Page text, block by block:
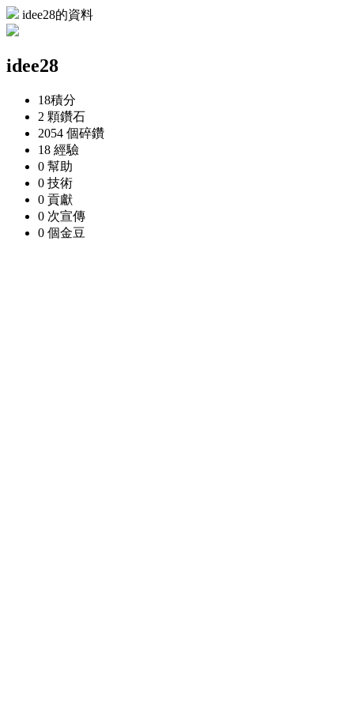
idee28的資料
idee28
18積分
2 顆鑽石
2054 個碎鑽
18 經驗
0 幫助
0 技術
0 貢獻
0 次宣傳
0 個金豆